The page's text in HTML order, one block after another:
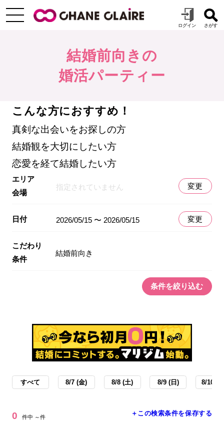
結婚前向きの
婚活パーティー
こんな方におすすめ！
真剣な出会いをお探しの方
結婚観を大切にしたい方
恋愛を経て結婚したい方
エリア
会場
指定されていません 変更
日付 2026/05/15 〜 2026/05/15 変更
こだわり
条件
結婚前向き
条件を絞り込む
すべて 8/7 (金) 8/8 (土) 8/9 (日) 8/10 (
0 件中 ～件 ＋この検索条件を保存する